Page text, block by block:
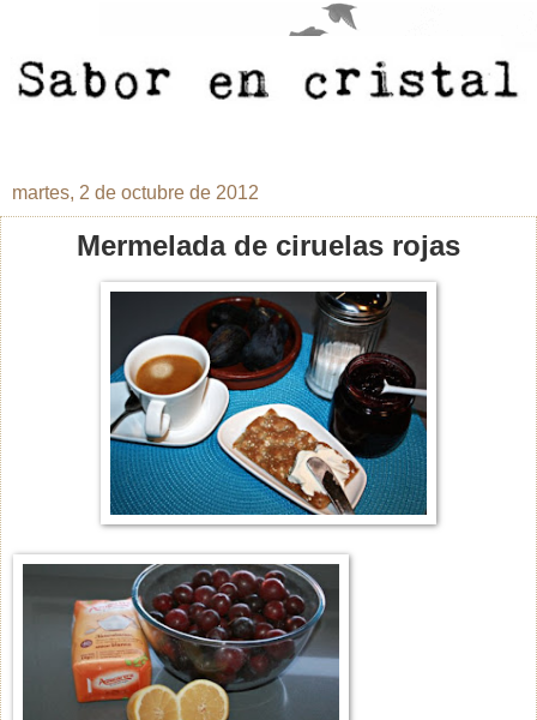
martes, 2 de octubre de 2012
Mermelada de ciruelas rojas